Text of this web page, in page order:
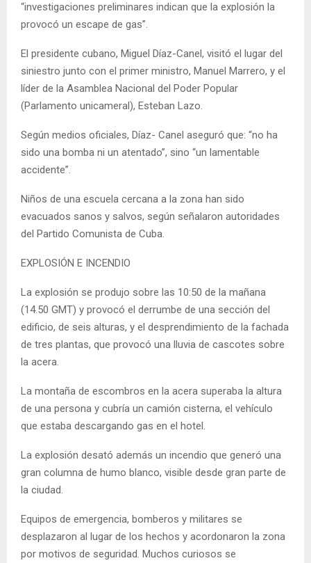
“investigaciones preliminares indican que la explosión la
provocó un escape de gas”.
El presidente cubano, Miguel Díaz-Canel, visitó el lugar del
siniestro junto con el primer ministro, Manuel Marrero, y el
líder de la Asamblea Nacional del Poder Popular
(Parlamento unicameral), Esteban Lazo.
Según medios oficiales, Díaz- Canel aseguró que: “no ha
sido una bomba ni un atentado”, sino “un lamentable
accidente”.
Niños de una escuela cercana a la zona han sido
evacuados sanos y salvos, según señalaron autoridades
del Partido Comunista de Cuba.
EXPLOSIÓN E INCENDIO
La explosión se produjo sobre las 10:50 de la mañana
(14.50 GMT) y provocó el derrumbe de una sección del
edificio, de seis alturas, y el desprendimiento de la fachada
de tres plantas, que provocó una lluvia de cascotes sobre
la acera.
La montaña de escombros en la acera superaba la altura
de una persona y cubría un camión cisterna, el vehículo
que estaba descargando gas en el hotel.
La explosión desató además un incendio que generó una
gran columna de humo blanco, visible desde gran parte de
la ciudad.
Equipos de emergencia, bomberos y militares se
desplazaron al lugar de los hechos y acordonaron la zona
por motivos de seguridad. Muchos curiosos se